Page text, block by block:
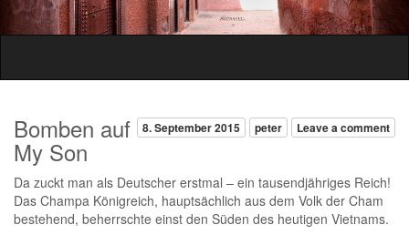
8. September 2015 peter Leave a comment
Bomben auf
My Son
Da zuckt man als Deutscher erstmal – ein tausendjähriges Reich!
Das Champa Königreich, hauptsächlich aus dem Volk der Cham
bestehend, beherrschte einst den Süden des heutigen Vietnams.